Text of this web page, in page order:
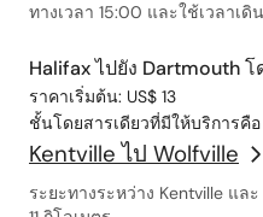
ทางเวลา 15:00 และใช้เวลาเ
Halifax ไปยัง Dartmouth
ราคาเริ่มต้น: US$ 13
ชั้นโดยสารเดียวที่มีให้บริการคื
Kentville ไป Wolfville
ระยะทางระหว่าง Kentville แ